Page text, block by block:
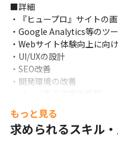
■詳細
・『ヒュープロ』サイトの
・Google Analytics等のツ
・Webサイト体験向上に向
・UI/UXの設計
・SEO改善
・開発環境の改善
＜開発組織について＞（
・チーム：4名（PM、サー
もっと見る
求められるスキル